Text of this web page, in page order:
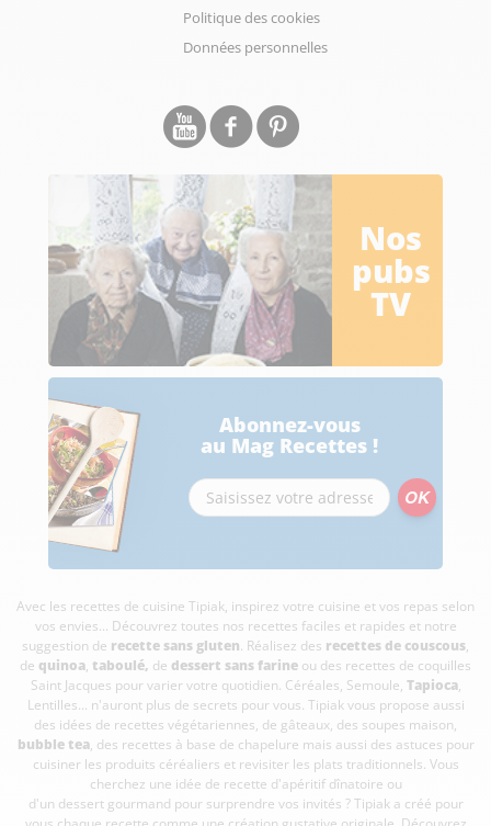
Politique des cookies
Données personnelles
Nos
pubs
TV
Abonnez-vous
au Mag Recettes !
Avec les recettes de cuisine Tipiak, inspirez votre cuisine et vos repas selon
vos envies... Découvrez toutes nos recettes faciles et rapides et notre
suggestion de recette sans gluten. Réalisez des recettes de couscous,
de quinoa, taboulé, de dessert sans farine ou des recettes de coquilles
Saint Jacques pour varier votre quotidien. Céréales, Semoule, Tapioca,
Lentilles... n'auront plus de secrets pour vous. Tipiak vous propose aussi
des idées de recettes végétariennes, de gâteaux, des soupes maison,
bubble tea, des recettes à base de chapelure mais aussi des astuces pour
cuisiner les produits céréaliers et revisiter les plats traditionnels. Vous
cherchez une idée de recette d'apéritif dînatoire ou
d'un dessert gourmand pour surprendre vos invités ? Tipiak a créé pour